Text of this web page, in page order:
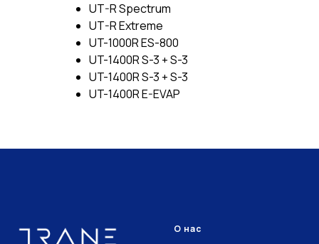
UT-R Spectrum
UT-R Extreme
UT-1000R ES-800
UT-1400R S-3 + S-3
UT-1400R S-3 + S-3
UT-1400R E-EVAP
О нас